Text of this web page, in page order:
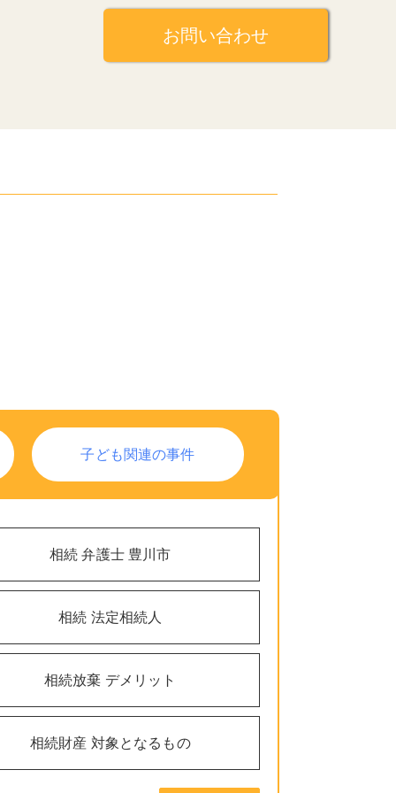
お問い合わせ
子ども関連の事件
相続 弁護士 豊川市
相続 法定相続人
相続放棄 デメリット
相続財産 対象となるもの